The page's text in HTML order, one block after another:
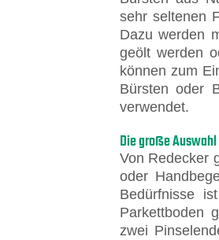
sehr seltenen
Dazu werden
geölt werden
können zum
Bürsten oder
verwendet.
Die große
Von Redecker
oder
Bedürfnisse
Parkettboden
zwei